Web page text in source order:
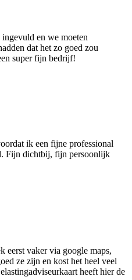
en we moeten
dat het zo goed zou
super fijn bedrijf!
ik een fijne professional
Fijn dichtbij, fijn persoonlijk
eerst vaker via google maps,
ze zijn en kost het heel veel
heeft hier de